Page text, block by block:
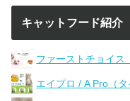
キャットフード紹介
ファーストチョイス
エイプロ / A Pro（タ